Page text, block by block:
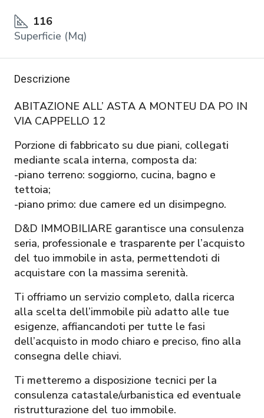
116
Superficie (Mq)
Descrizione
ABITAZIONE ALL’ ASTA A MONTEU DA PO IN
VIA CAPPELLO 12
Porzione di fabbricato su due piani, collegati
mediante scala interna, composta da:
-piano terreno: soggiorno, cucina, bagno e
tettoia;
-piano primo: due camere ed un disimpegno.
D&D IMMOBILIARE garantisce una consulenza
seria, professionale e trasparente per l’acquisto
del tuo immobile in asta, permettendoti di
acquistare con la massima serenità.
Ti offriamo un servizio completo, dalla ricerca
alla scelta dell’immobile più adatto alle tue
esigenze, affiancandoti per tutte le fasi
dell’acquisto in modo chiaro e preciso, fino alla
consegna delle chiavi.
Ti metteremo a disposizione tecnici per la
consulenza catastale/urbanistica ed eventuale
ristrutturazione del tuo immobile.